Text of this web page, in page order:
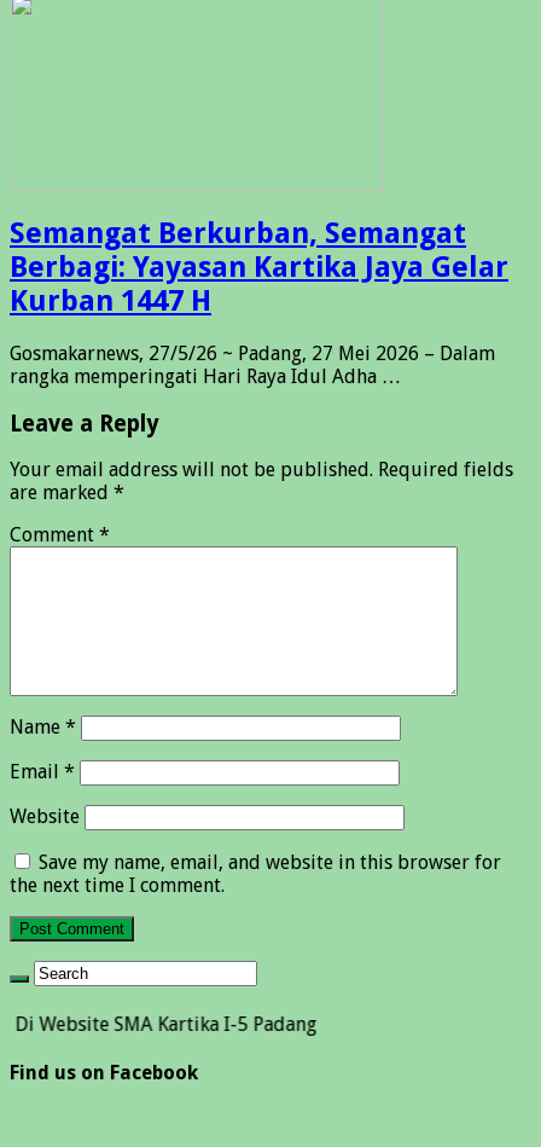
Semangat Berkurban, Semangat
Berbagi: Yayasan Kartika Jaya Gelar
Kurban 1447 H
Gosmakarnews, 27/5/26 ~ Padang, 27 Mei 2026 – Dalam
rangka memperingati Hari Raya Idul Adha …
Leave a Reply
Your email address will not be published. Required fields
are marked *
Comment *
Name *
Email *
Website
Save my name, email, and website in this browser for
the next time I comment.
SMA Kartika I-5 Padang
Find us on Facebook